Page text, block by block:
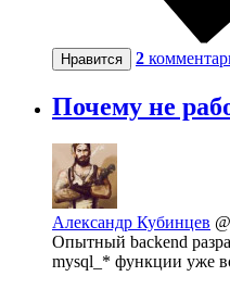
Нравится 2
Почему не
Александр Кубинцев
Опытный backend
mysql_* функции уже